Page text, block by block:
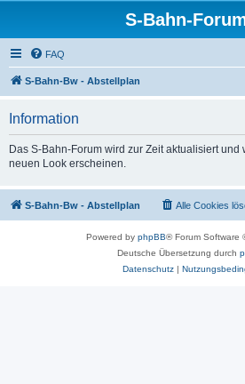
S-Bahn-
FAQ
S-Bahn-Bw - Abstellplan
Information
Das S-Bahn-Forum wird zur Zeit aktualisiert
neuen Look erscheinen.
S-Bahn-Bw - Abstellplan Alle Cookies
Powered by phpBB® Forum Software
Deutsche Übersetzung durch
Datenschutz|